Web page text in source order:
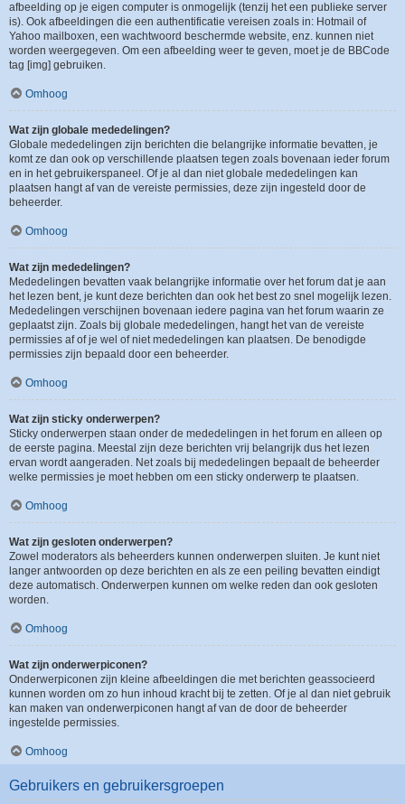
afbeelding op je eigen computer is onmogelijk (tenzij het een publieke server
is). Ook afbeeldingen die een authentificatie vereisen zoals in: Hotmail of
Yahoo mailboxen, een wachtwoord beschermde website, enz. kunnen niet
worden weergegeven. Om een afbeelding weer te geven, moet je de BBCode
tag [img] gebruiken.
Omhoog
Wat zijn globale mededelingen?
Globale mededelingen zijn berichten die belangrijke informatie bevatten, je
komt ze dan ook op verschillende plaatsen tegen zoals bovenaan ieder forum
en in het gebruikerspaneel. Of je al dan niet globale mededelingen kan
plaatsen hangt af van de vereiste permissies, deze zijn ingesteld door de
beheerder.
Omhoog
Wat zijn mededelingen?
Mededelingen bevatten vaak belangrijke informatie over het forum dat je aan
het lezen bent, je kunt deze berichten dan ook het best zo snel mogelijk lezen.
Mededelingen verschijnen bovenaan iedere pagina van het forum waarin ze
geplaatst zijn. Zoals bij globale mededelingen, hangt het van de vereiste
permissies af of je wel of niet mededelingen kan plaatsen. De benodigde
permissies zijn bepaald door een beheerder.
Omhoog
Wat zijn sticky onderwerpen?
Sticky onderwerpen staan onder de mededelingen in het forum en alleen op
de eerste pagina. Meestal zijn deze berichten vrij belangrijk dus het lezen
ervan wordt aangeraden. Net zoals bij mededelingen bepaalt de beheerder
welke permissies je moet hebben om een sticky onderwerp te plaatsen.
Omhoog
Wat zijn gesloten onderwerpen?
Zowel moderators als beheerders kunnen onderwerpen sluiten. Je kunt niet
langer antwoorden op deze berichten en als ze een peiling bevatten eindigt
deze automatisch. Onderwerpen kunnen om welke reden dan ook gesloten
worden.
Omhoog
Wat zijn onderwerpiconen?
Onderwerpiconen zijn kleine afbeeldingen die met berichten geassocieerd
kunnen worden om zo hun inhoud kracht bij te zetten. Of je al dan niet gebruik
kan maken van onderwerpiconen hangt af van de door de beheerder
ingestelde permissies.
Omhoog
Gebruikers en gebruikersgroepen